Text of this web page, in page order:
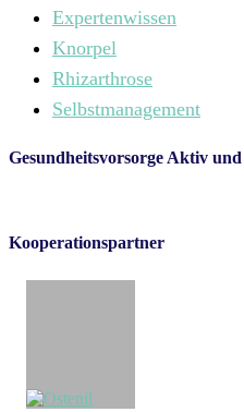
Expertenwissen
Knorpel
Rhizarthrose
Selbstmanagement
Gesundheitsvorsorge Aktiv
Kooperationspartner